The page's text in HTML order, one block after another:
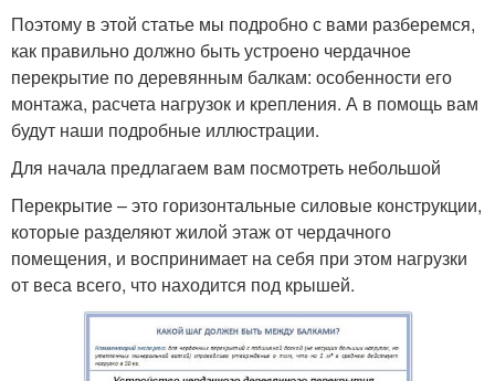
Поэтому в этой статье мы подробно с вами разберемся,
как правильно должно быть устроено чердачное
перекрытие по деревянным балкам: особенности его
монтажа, расчета нагрузок и крепления. А в помощь вам
будут наши подробные иллюстрации.
Для начала предлагаем вам посмотреть небольшой
Перекрытие – это горизонтальные силовые конструкции,
которые разделяют жилой этаж от чердачного
помещения, и воспринимает на себя при этом нагрузки
от веса всего, что находится под крышей.